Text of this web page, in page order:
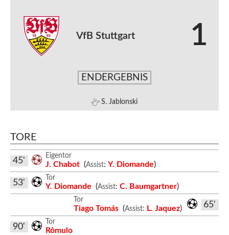
VfB Stuttgart 1
ENDERGEBNIS
S. Jablonski
TORE
Eigentor
J. Chabot (Assist: Y. Diomande)
45'
Tor
Y. Diomande (Assist: C. Baumgartner)
53'
65'
Tor
Tiago Tomás (Assist: L. Jaquez)
Tor
Rômulo
90'